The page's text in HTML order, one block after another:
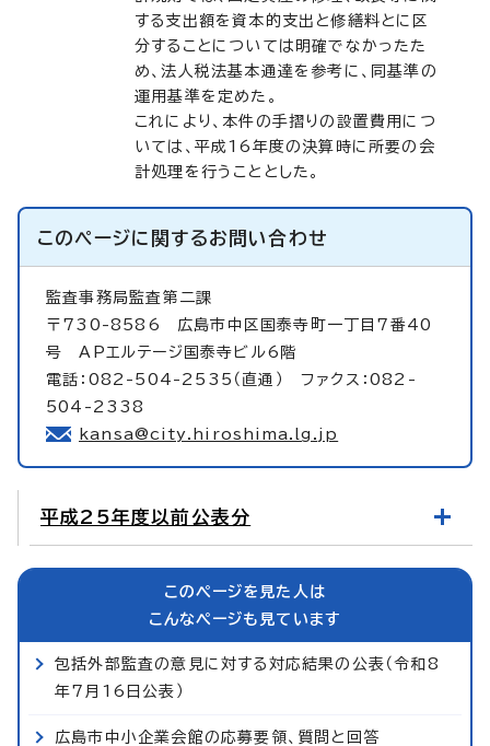
する支出額を資本的支出と修繕料とに区
分することについては明確でなかったた
め、法人税法基本通達を参考に、同基準の
運用基準を定めた。
これにより、本件の手摺りの設置費用につ
いては、平成16年度の決算時に所要の会
計処理を行うこととした。
このページに関するお問い合わせ
監査事務局監査第二課
〒730-8586 広島市中区国泰寺町一丁目7番40
号 APエルテージ国泰寺ビル6階
電話：082-504-2535（直通） ファクス：082-
504-2338
kansa@city.hiroshima.lg.jp
平成25年度以前公表分
このページを見た人は
こんなページも見ています
包括外部監査の意見に対する対応結果の公表（令和8
年7月16日公表）
広島市中小企業会館の応募要領、質問と回答